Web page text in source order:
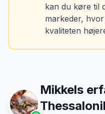
kan du køre til
markeder,
kvaliteten
Mikkels